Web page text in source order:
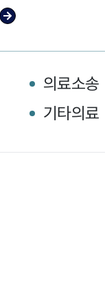
의료소송
기타의료